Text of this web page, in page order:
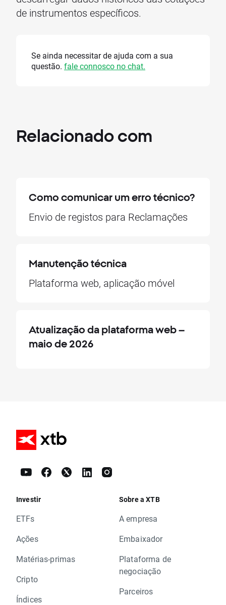
de instrumentos específicos.
Se ainda necessitar de ajuda com a sua
questão. fale connosco no chat.
Relacionado com
Como comunicar um erro técnico?
Envio de registos para Reclamações
Manutenção técnica
Plataforma web, aplicação móvel
Atualização da plataforma web –
maio de 2026
Investir
ETFs
Ações
Matérias-primas
Cripto
Índices
Sobre a XTB
A empresa
Embaixador
Plataforma de
negociação
Parceiros